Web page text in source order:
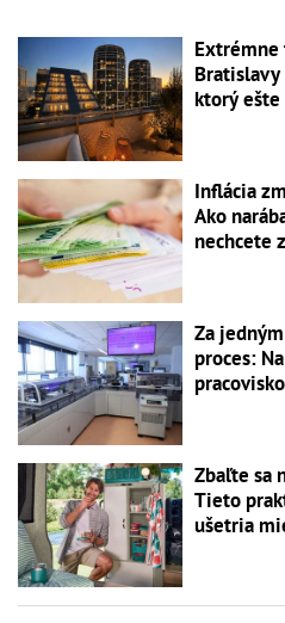
Extrémne
ktorý
Inflácia
Ako
nechcete
Za
proces:
pracovisko
Zbaľte sa
Tieto
ušetria